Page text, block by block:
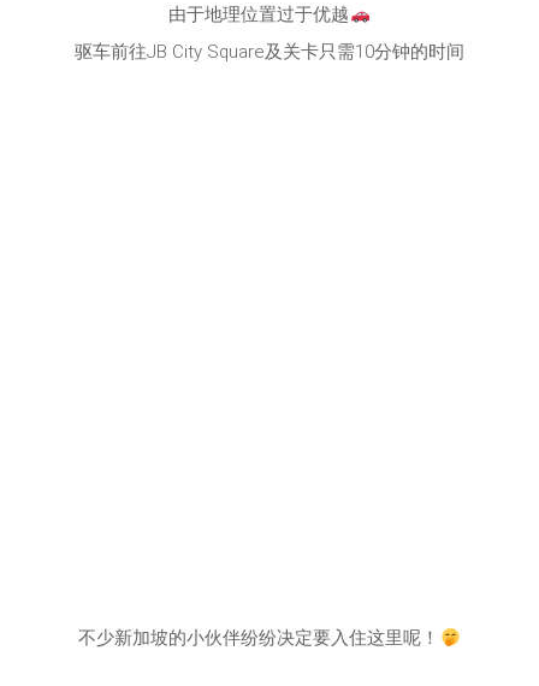
由于地理位置过于优越
驱车前往JB City Square及关卡只需10分钟的时间
不少新加坡的小伙伴纷纷决定要入住这里呢！